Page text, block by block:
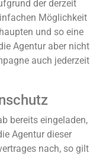
der derzeit
Möglichkeit
und so eine
Agentur aber nicht
auch jederzeit
bereits eingeladen,
Agentur dieser
nach, so gilt